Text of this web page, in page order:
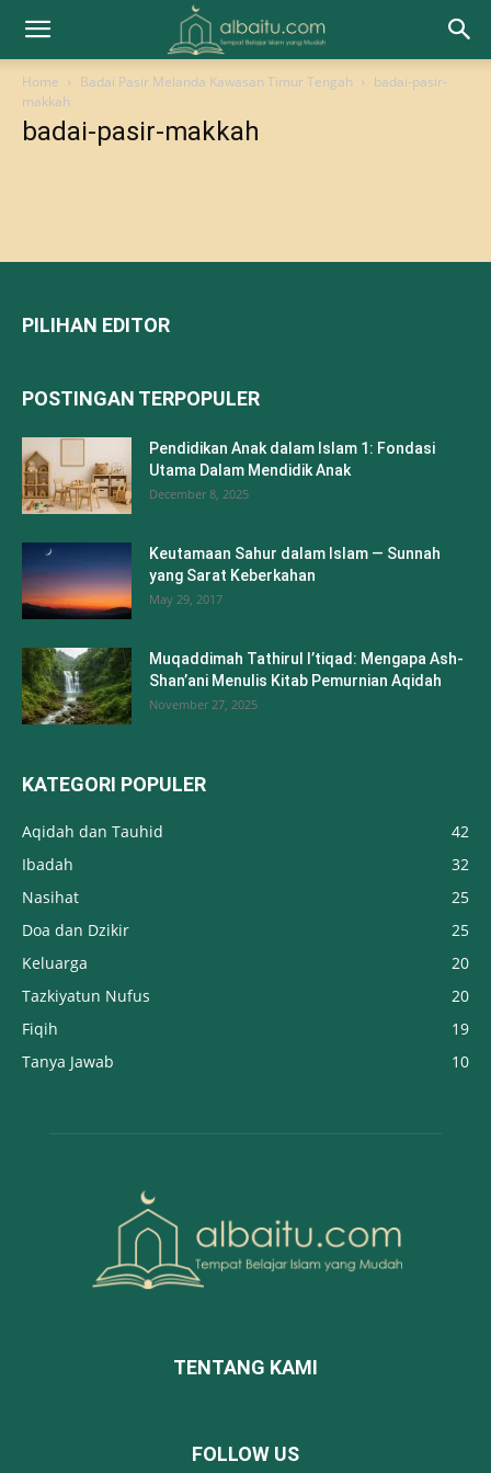
Home Badai Pasir Melanda Kawasan Timur Tengah
badai-pasir-
makkah
badai-pasir-makkah
PILIHAN EDITOR
POSTINGAN TERPOPULER
Pendidikan Anak dalam Islam 1: Fondasi
Utama Dalam Mendidik Anak
December 8, 2025
Keutamaan Sahur dalam Islam — Sunnah
yang Sarat Keberkahan
May 29, 2017
Muqaddimah Tathirul I’tiqad: Mengapa Ash-
Shan’ani Menulis Kitab Pemurnian Aqidah
November 27, 2025
KATEGORI POPULER
Aqidah dan Tauhid
42
Ibadah
32
Nasihat
25
Doa dan Dzikir
25
Keluarga
20
Tazkiyatun Nufus
20
Fiqih
19
Tanya Jawab
10
TENTANG KAMI
FOLLOW US